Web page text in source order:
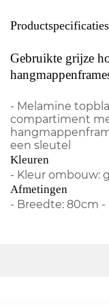
Productspecificaties
Gebruikte grijze
- Melamine
compartiment
een sleutel
Kleuren
- Kleur ombouw:
Afmetingen
- Breedte: 80cm